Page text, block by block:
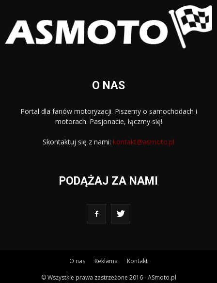
O NAS
Portal dla fanów motoryzacji. Piszemy o samochodach i
motorach. Pasjonacie, łączmy się!
Skontaktuj się z nami: kontakt@asmoto.pl
PODĄŻAJ ZA NAMI
O nas Reklama
Kontakt
© Wszystkie prawa zastrzeżone 2016 - ASmoto.pl